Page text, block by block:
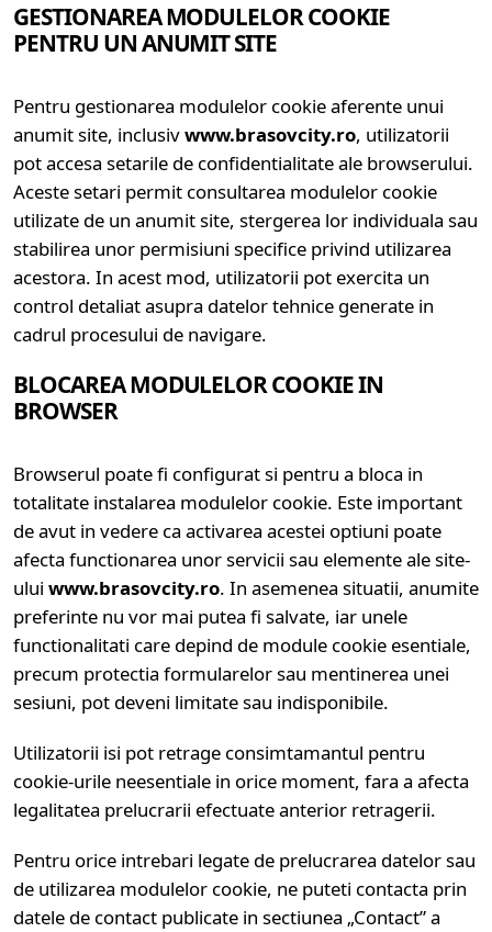
GESTIONAREA MODULELOR COOKIE
PENTRU UN ANUMIT SITE
Pentru gestionarea modulelor cookie aferente unui
anumit site, inclusivwww.brasovcity.ro, utilizatorii
pot accesa setarile de confidentialitate ale browserului.
Aceste setari permit consultarea modulelor cookie
utilizate de un anumit site, stergerea lor individuala sau
stabilirea unor permisiuni specifice privind utilizarea
acestora. In acest mod, utilizatorii pot exercita un
control detaliat asupra datelor tehnice generate in
cadrul procesului de navigare.
BLOCAREA MODULELOR COOKIE IN
BROWSER
Browserul poate fi configurat si pentru a bloca in
totalitate instalarea modulelor cookie. Este important
de avut in vedere ca activarea acestei optiuni poate
afecta functionarea unor servicii sau elemente ale site-
ului www.brasovcity.ro. In asemenea situatii, anumite
preferinte nu vor mai putea fi salvate, iar unele
functionalitati care depind de module cookie esentiale,
precum protectia formularelor sau mentinerea unei
sesiuni, pot deveni limitate sau indisponibile.
Utilizatorii isi pot retrage consimtamantul pentru
cookie-urile neesentiale in orice moment, fara a afecta
legalitatea prelucrarii efectuate anterior retragerii.
Pentru orice intrebari legate de prelucrarea datelor sau
de utilizarea modulelor cookie, ne puteti contacta prin
datele de contact publicate in sectiunea „Contact” a